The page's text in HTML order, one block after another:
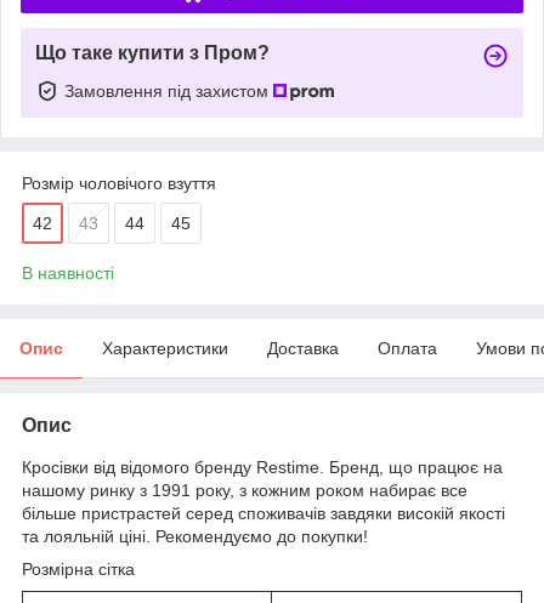
Що таке купити з Пром?
Замовлення під захистом
Розмір чоловічого взуття
42 43 44 45
В наявності
Опис Характеристики Доставка Оплата Умови
Опис
Кросівки від відомого бренду Restime. Бренд, що працює на
нашому ринку з 1991 року, з кожним роком набирає все
більше пристрастей серед споживачів завдяки високій якості
та лояльній ціні. Рекомендуємо до покупки!
Розмірна сітка